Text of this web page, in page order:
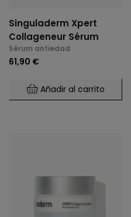
Singuladerm Xpert
Collageneur Sérum
Sérum antiedad
61,90 €
Añadir al carrito